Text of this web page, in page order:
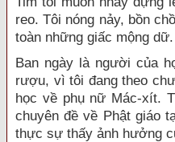
reo. Tôi nóng nảy, bồn
toàn những giấc mộng dữ.
Ban ngày là người của
rượu, vì tôi đang theo
học về phụ nữ Mác-xít.
chuyên đề về Phật giáo
thực sự thấy ảnh hưởng